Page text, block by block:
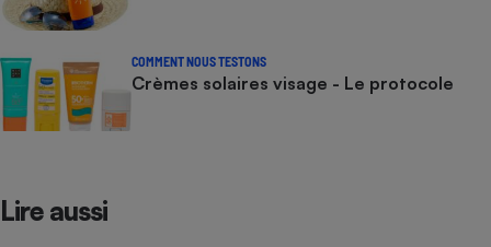
COMMENT NOUS TESTONS
Crèmes solaires visage - Le protocole
Lire aussi